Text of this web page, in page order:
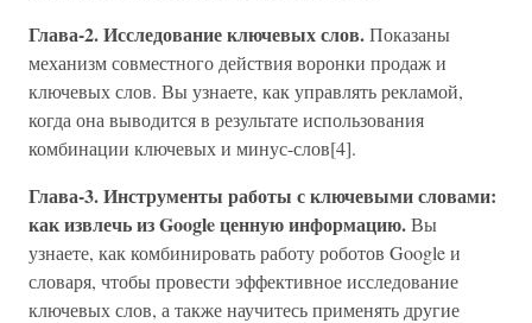
Глава-2. Исследование ключевых слов.Показаны
механизм совместного действия воронки продаж и
ключевых слов. Вы узнаете, как управлять рекламой,
когда она выводится в результате использования
комбинации ключевых и минус-слов[4].
Глава-3. Инструменты работы с ключевыми словами:
как извлечь из Google ценную информацию.Вы
узнаете, как комбинировать работу роботов Google и
словаря, чтобы провести эффективное исследование
ключевых слов, а также научитесь применять другие